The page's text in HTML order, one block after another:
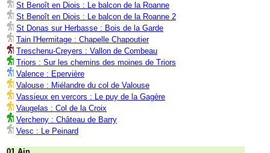
St Benoît en Diois : Le balcon de la Roanne
St Benoît en Diois : Le balcon de la Roanne 2
St Donas sur Herbasse : Bois de la Garde
Tain l'Hermitage : Chapelle Chapoutier
Treschenu-Creyers : Vallon de Combeau
Triors : Sur les chemins des moines de Triors
Valence : Epervière
Valouse : Miélandre du col de Valouse
Vassieux en vercors : Le puy de la Gagère
Vaugelas : Col de la Croix
Vercheny : Château de Barry
Vesc : Le Peinard